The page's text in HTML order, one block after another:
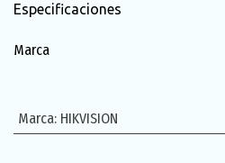
Especificaciones
Marca
Marca: HIKVISION